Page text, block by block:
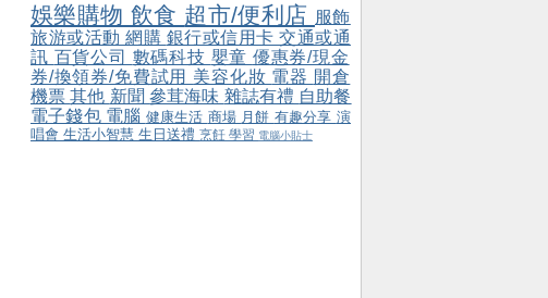
娛樂購物 飲食 超市/便利店 服飾
旅游或活動 網購 銀行或信用卡 交通或通
訊 百貨公司 數碼科技 嬰童 優惠券/現金
券/換領券/免費試用 美容化妝 電器 開倉
機票其他 新聞參茸海味 雜誌有禮 自助餐
電子錢包 電腦 健康生活 商場 月餅 有趣分享 演
唱會 生活小智慧 生日送禮 烹飪 學習 電腦小貼士